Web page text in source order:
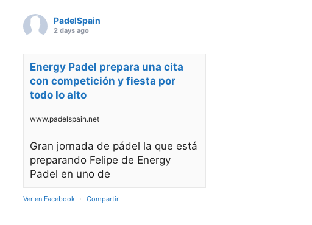
PadelSpain
2 days ago
Energy Padel prepara una cita
con competición y fiesta por
todo lo alto
www.padelspain.net
Gran jornada de pádel la que está
preparando Felipe de Energy
Padel en uno de
Ver en Facebook · Compartir